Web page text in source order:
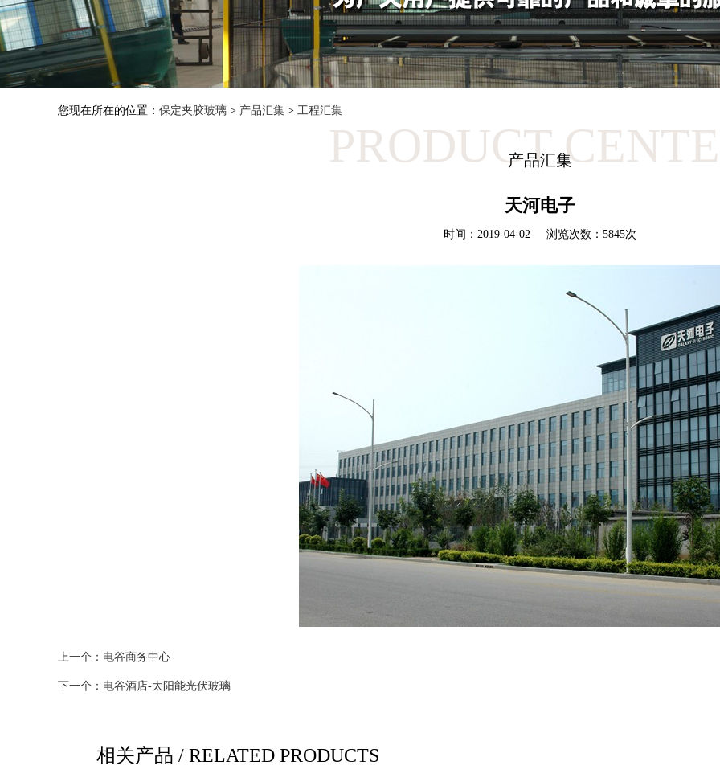
您现在所在的位置： 保定夹胶玻璃 > 产品汇集 > 工程汇集
PRODUCT
产品汇集
天河电子
时间：2019-04-02 浏览次数：5845次
上一个： 电谷商务中心
下一个： 电谷酒店-太阳能光伏玻璃
相关产品 / RELATED PRODUCTS